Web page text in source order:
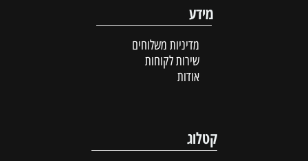
מידע
מדיניות משלוחים
שירות לקוחות
אודות
קטלוג